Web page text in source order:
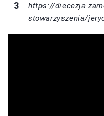
https://
stowarzyszenia/